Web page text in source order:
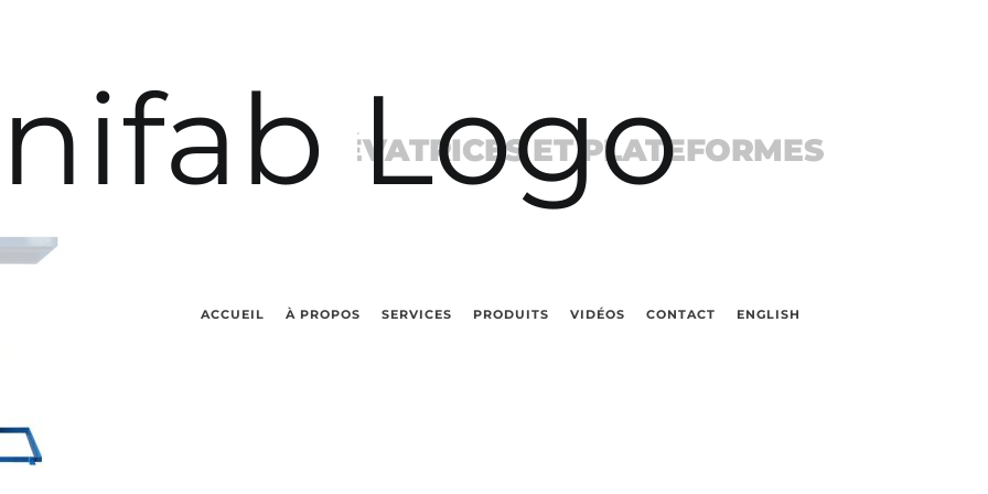
ACCUEIL À PROPOS SERVICES PRODUITS VIDÉOS CONTACT ENGLISH
TABLES ÉLÉVATRICES ET PLATEFORMES